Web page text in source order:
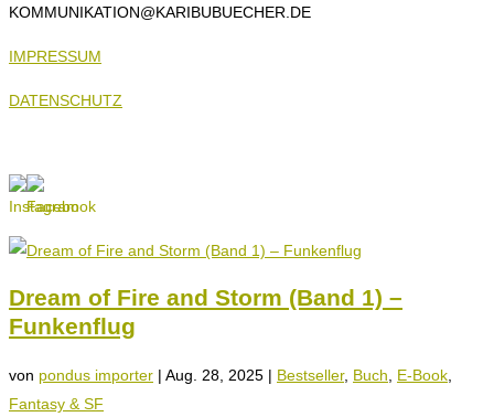
KOMMUNIKATION@KARIBUBUECHER.DE
IMPRESSUM
DATENSCHUTZ
Dream of Fire and Storm (Band 1) –
Funkenflug
von pondus importer | Aug. 28, 2025 | Bestseller, Buch E-Book
Fantasy & SF